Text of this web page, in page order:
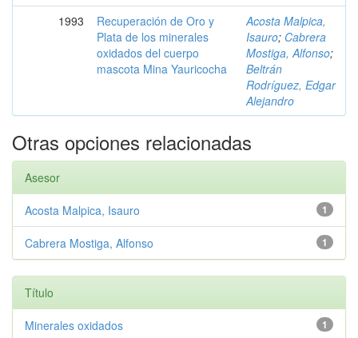
1993
Recuperación de Oro y
Plata de los minerales
oxidados del cuerpo
mascota Mina Yauricocha
Acosta Malpica,
Isauro; Cabrera
Mostiga, Alfonso;
Beltrán
Rodríguez, Edgar
Alejandro
Otras opciones relacionadas
Asesor
1
Acosta Malpica, Isauro
1
Cabrera Mostiga, Alfonso
Título
1
Minerales oxidados